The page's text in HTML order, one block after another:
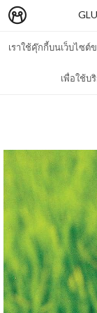
เราใช้คุ๊กกี้บนเว็บไซต์
เพื่อใช้บ